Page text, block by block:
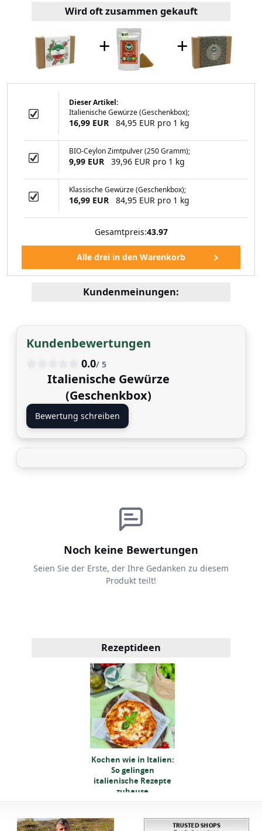
EUR
Wird oft zusammen gekauft
+ +
Dieser Artikel:
Italienische Gewürze (Geschenkbox);
16,99 EUR 84,95 EUR pro 1 kg
BIO-Ceylon Zimtpulver (250 Gramm);
9,99 EUR 39,96 EUR pro 1 kg
Klassische Gewürze (Geschenkbox);
16,99 EUR 84,95 EUR pro 1 kg
Gesamtpreis:43.97
Kundenmeinungen:
Kundenbewertungen
0.0/ 5
Italienische Gewürze
(Geschenkbox)
Bewertung schreiben
Noch keine Bewertungen
Seien Sie der Erste, der Ihre Gedanken zu diesem
Produkt teilt!
Rezeptideen
Kochen wie in Italien:
So gelingen
italienische Rezepte
zuhause